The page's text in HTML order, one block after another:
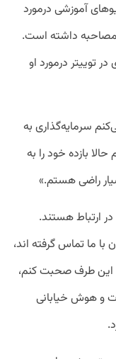
آموزشی درمورد
مصاحبه داشته است.
توییتر درمورد او
سرمایه‌گذاری به
بازده خود را به
راضی هستم.»
ارتباط هستند.
با ما تماس گرفته اند،
این طرف صحبت کنم،
و هوش خیابانی